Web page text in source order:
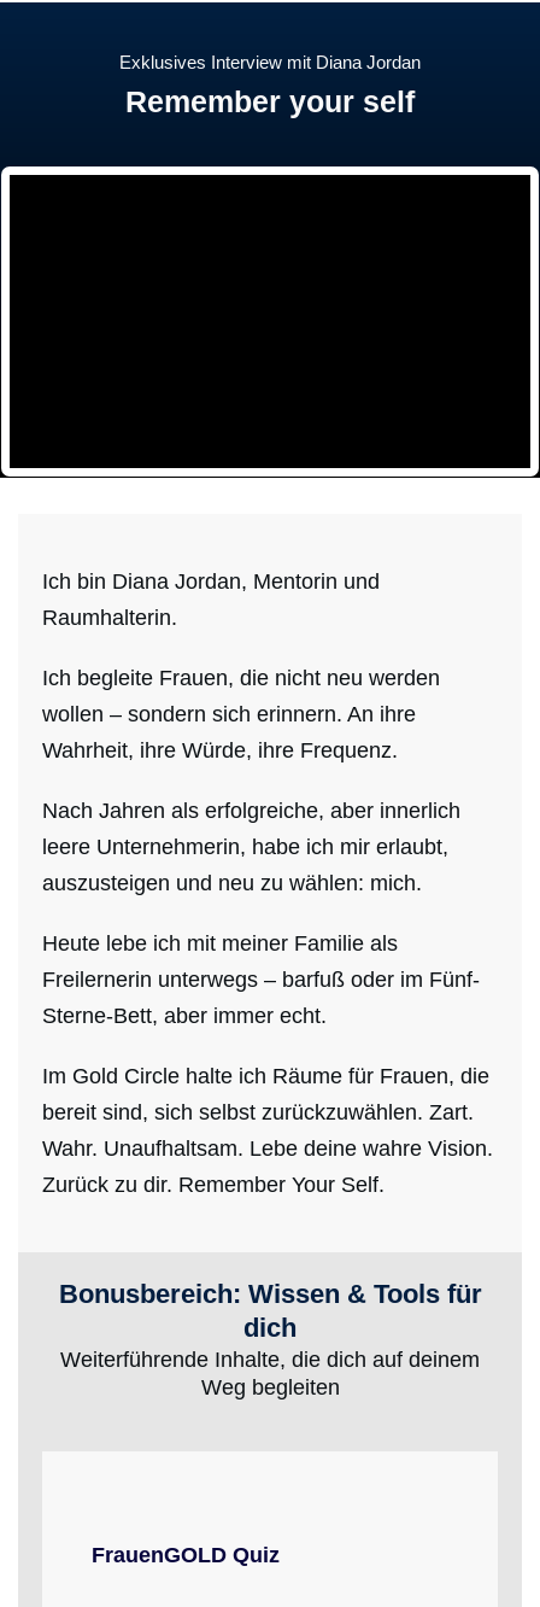
Exklusives Interview mit Diana Jordan
Remember your self
Ich bin Diana Jordan, Mentorin und
Raumhalterin.
Ich begleite Frauen, die nicht neu werden
wollen – sondern sich erinnern. An ihre
Wahrheit, ihre Würde, ihre Frequenz.
Nach Jahren als erfolgreiche, aber innerlich
leere Unternehmerin, habe ich mir erlaubt,
auszusteigen und neu zu wählen: mich.
Heute lebe ich mit meiner Familie als
Freilernerin unterwegs – barfuß oder im Fünf-
Sterne-Bett, aber immer echt.
Im Gold Circle halte ich Räume für Frauen, die
bereit sind, sich selbst zurückzuwählen. Zart.
Wahr. Unaufhaltsam. Lebe deine wahre Vision.
Zurück zu dir. Remember Your Self.
Bonusbereich: Wissen & Tools für
dich
Weiterführende Inhalte, die dich auf deinem
Weg begleiten
FrauenGOLD Quiz